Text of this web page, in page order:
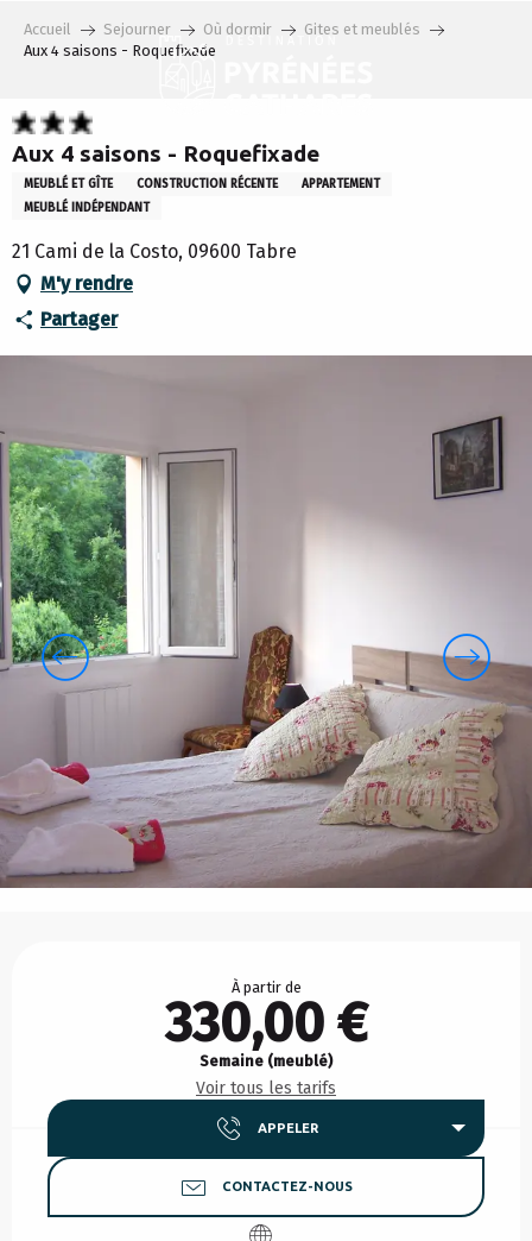
Accueil Sejourner Où dormir
Gites et meublés
Aux 4 saisons - Roquefixade
Aux 4 saisons - Roquefixade
MEUBLÉ ET GÎTE CONSTRUCTION RÉCENTE
APPARTEMENT
MEUBLÉ INDÉPENDANT
21 Cami de la Costo, 09600 Tabre
M'y rendre
Partager
À partir de
330,00 €
Semaine (meublé)
Voir tous les tarifs
APPELER
CONTACTEZ-NOUS